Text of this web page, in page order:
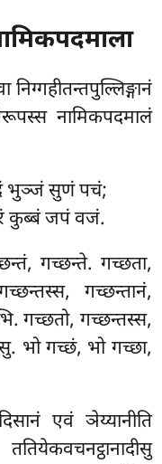
नामिकपदमालं
भुञ्जं सुणं पचं;
कुब्बं जपं वजं.
गच्छन्ते. गच्छता,
गच्छन्तानं,
गच्छतो, गच्छन्तस्स,
भो गच्छं, भो गच्छा,
एवं ञेय्यानीति